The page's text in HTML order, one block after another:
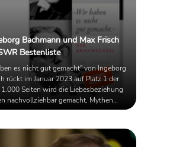
Bachmann und Max Frisch
Bestenliste
es nicht gut gemacht" von Ingeborg
rückt im Januar 2023 auf Platz 1 der
Seiten wird die Liebesbeziehung
nachvollziehbar gemacht, Mythen
widerlegt und die Frage behandelt: